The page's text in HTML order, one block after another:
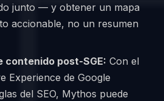
junto — y obtener un mapa
accionable, no un resumen
post-SGE: Con el
Experience de Google
del SEO, Mythos puede